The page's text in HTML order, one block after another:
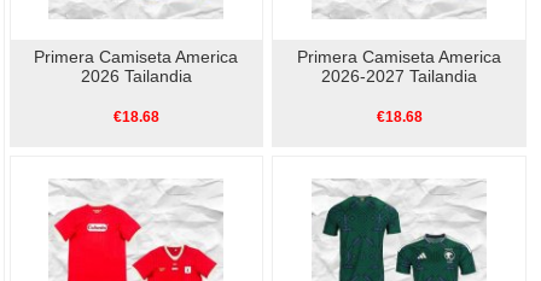
Primera Camiseta America
2026 Tailandia
€18.68
Primera Camiseta America
2026-2027 Tailandia
€18.68